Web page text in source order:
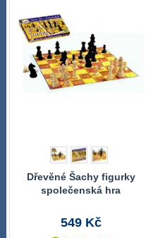
Dřevěné Šachy figurky
společenská hra
549 Kč